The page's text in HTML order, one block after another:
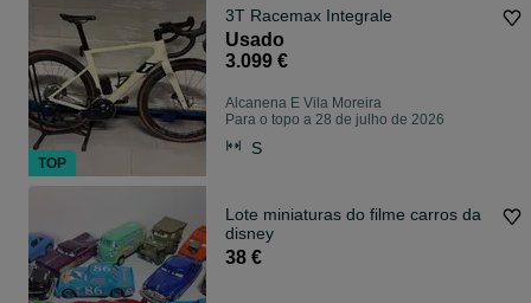
3T Racemax Integrale
Usado
3.099 €
Alcanena E Vila Moreira
Para o topo a 28 de julho de 2026
S
Lote miniaturas do filme carros da
disney
38 €
TOP